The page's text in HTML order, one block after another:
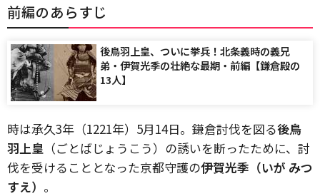
前編のあらすじ
後鳥羽上皇、ついに挙兵！北条義時の義兄
弟・伊賀光季の壮絶な最期・前編【鎌倉殿の
13人】
時は承久3年（1221年）5月14日。鎌倉討伐を図る後鳥
羽上皇 （ごとばじょうこう）の誘いを断ったために、討
伐を受けることとなった京都守護の伊賀光季（いが みつ
すえ） 。